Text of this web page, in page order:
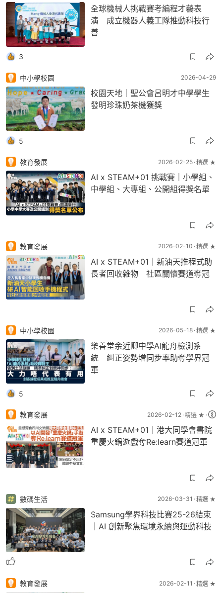
全球機械人挑戰賽考編程才藝表
演 成立機器人義工隊推動科技行
善
3
中小學校園 2026-04-29
校園天地｜聖公會呂明才中學學生
發明珍珠奶茶機獲獎
5
教育發展 2026-02-25 精選 ★
AI x STEAM+01 挑戰賽｜小學組、
中學組、大專組、公開組得獎名單
教育發展 2026-02-10 精選 ★
AI x STEAM+01｜新油天推程式助
長者回收雜物 社區關懷賽道奪冠
中小學校園 2026-05-18 精選 ★
樂善堂余近卿中學AI龍舟檢測系
統 糾正姿勢增同步率助奪學界冠
軍
5
教育發展 2026-02-12 精選 ★
AI x STEAM+01｜港大同學會書院
重慶火鍋遊戲奪Re:learn賽道冠軍
數碼生活 2026-03-31 精選 ★
Samsung學界科技比賽25-26結束
｜AI 創新聚焦環境永續與運動科技
教育發展 2026-02-11 精選 ★